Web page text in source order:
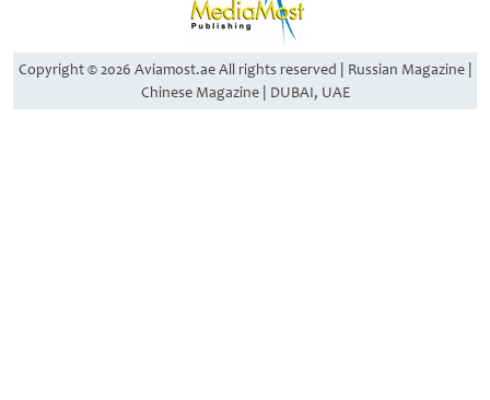
Copyright © 2026 Aviamost.ae All rights reserved | Russian Magazine |
Chinese Magazine | DUBAI, UAE